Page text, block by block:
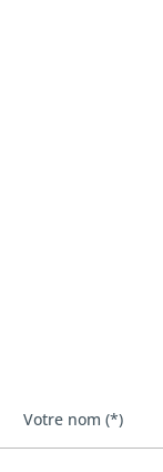
Votre nom (*)